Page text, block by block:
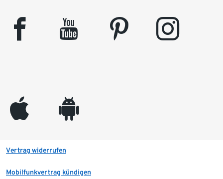
facebook youtube pinterest instagram
appleinc android
Vertrag widerrufen
Mobilfunkvertrag kündigen